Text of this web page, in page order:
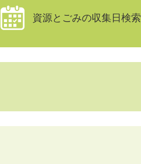
資源とごみの収集日検索